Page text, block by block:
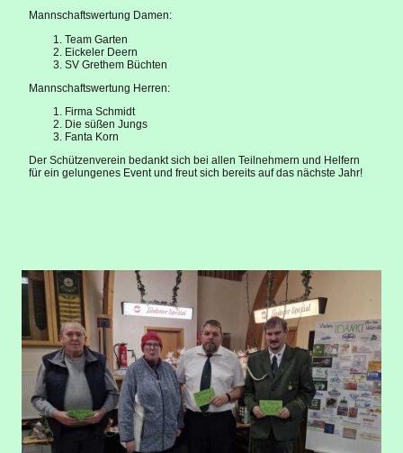
Mannschaftswertung Damen:
Team Garten
Eickeler Deern
SV Grethem Büchten
Mannschaftswertung Herren:
Firma Schmidt
Die süßen Jungs
Fanta Korn
Der Schützenverein bedankt sich bei allen Teilnehmern und Helfern
für ein gelungenes Event und freut sich bereits auf das nächste Jahr!